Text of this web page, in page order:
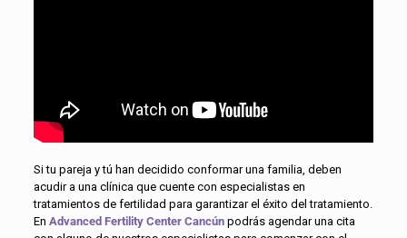
Si tu pareja y tú han decidido conformar una familia, deben
acudir a una clínica que cuente con especialistas en
tratamientos de fertilidad para garantizar el éxito del tratamiento.
En Advanced Fertility Center Cancúnpodrás agendar una cita